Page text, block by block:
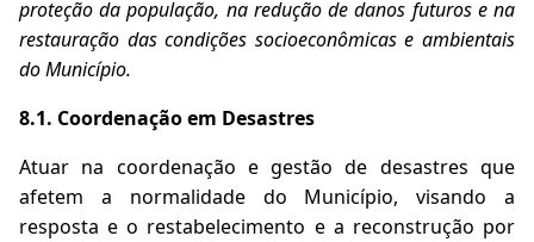
proteção da população, na redução de danos futuros e na
restauração das condições socioeconômicas e ambientais
do Município.
8.1. Coordenação em Desastres
Atuar na coordenação e gestão de desastres que
afetem a normalidade do Município, visando a
resposta e o restabelecimento e a reconstrução por